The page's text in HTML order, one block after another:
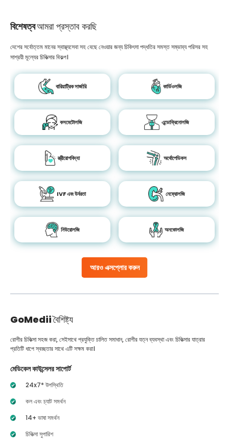
বিশেষত্বআমরা প্রস্তাব করছি
আরও এক্সপ্লোর করুন
দেশের সর্বোত্তম মানের স্বাস্থ্যসেবা সহ বেছে নেওয়ার জন্য চিকিৎসা পদ্ধতির সমস্ত সম্ভাব্য পরিসর সহ
সাশ্রয়ী মূল্যের চিকিত্সার বিকল্প।
বারিয়াট্রিক সার্জারি কার্ডিওলজি
কসমেটোলজি এন্ডোক্রিনোলজি
স্ত্রীরোগবিদ্যা অর্থোপেডিকস
IVF এবং উর্বরতা নেফ্রোলজি
নিউরোলজি অনকোলজি
GoMediiবৈশিষ্ট্য
রোগীর চিকিত্সা সহজ করা, সেইসাথে প্রযুক্তি চালিত সমাধান, রোগীর যত্ন ব্যবস্থা এবং চিকিত্সার যাত্রার
প্রতিটি ধাপে স্বচ্ছতার সাথে এটি সক্ষম করা।
মেডিকেল কাউন্সেলর সাপোর্ট
24x7* উপস্থিতি
কল এবং চ্যাট সমর্থন
14+ ভাষা সমর্থন
চিকিত্সা সুপারিশ